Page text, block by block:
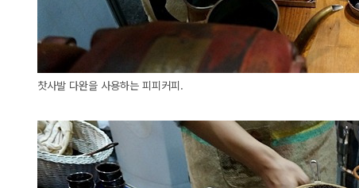
찻사발 다완을 사용하는 피피커피.